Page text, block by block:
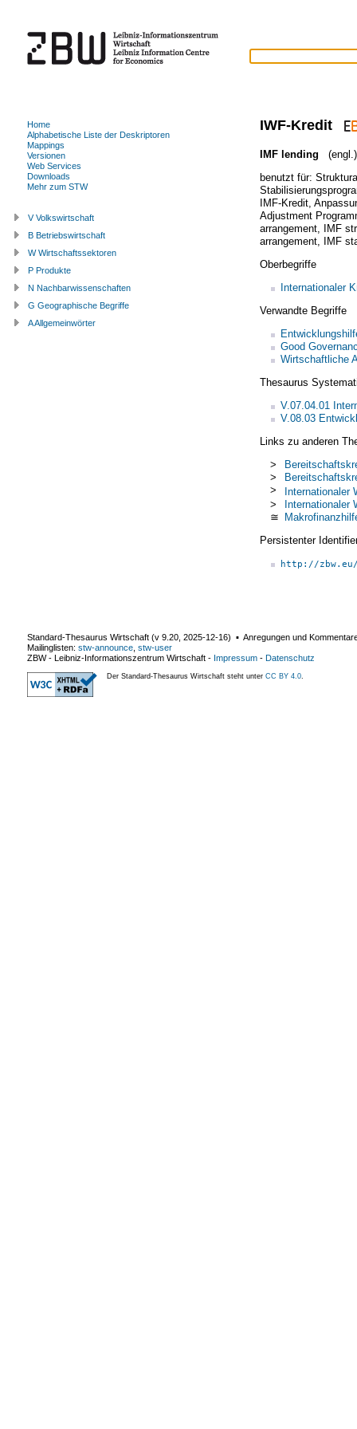
IWF-Kredit
IMF lending
(engl.)
benutzt für:
IMF-Kredit,
Adjustment
arrangement, IMF
arrangement, IMF
Oberbegriffe
Internationaler
Verwandte Begriffe
Good
Wirtschaftliche
Thesaurus
V.07.04.01
V.08.03
Links zu anderen
>
>
>
Internationaler
>
Internationaler
≅
Persistenter
http://
Home
Alphabetische Liste der Deskriptoren
Mappings
Versionen
Web Services
Downloads
Mehr zum STW
V Volkswirtschaft
B Betriebswirtschaft
W Wirtschaftssektoren
P Produkte
N Nachbarwissenschaften
G Geographische Begriffe
A Allgemeinwörter
Standard-Thesaurus Wirtschaft (v 9.20 2025-12-16) ▪ Anregungen und
Mailinglisten: stw-announce stw-user
ZBW - Leibniz-Informationszentrum Wirtschaft - Impressum - Datenschutz
Der Standard-Thesaurus Wirtschaft steht unter CC BY 4.0